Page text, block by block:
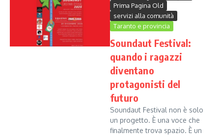
Prima Pagina Old
servizi alla comunità
Taranto e provincia
Soundaut Festival:
quando i ragazzi
diventano
protagonisti del
futuro
Soundaut Festival non è solo
un progetto. È una voce che
finalmente trova spazio. È un